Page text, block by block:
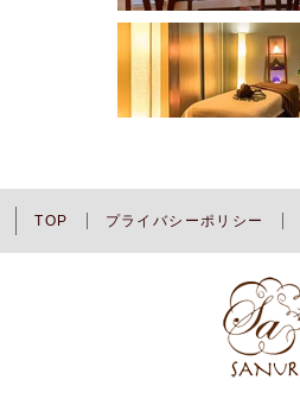
TOP プライバシーポリシー